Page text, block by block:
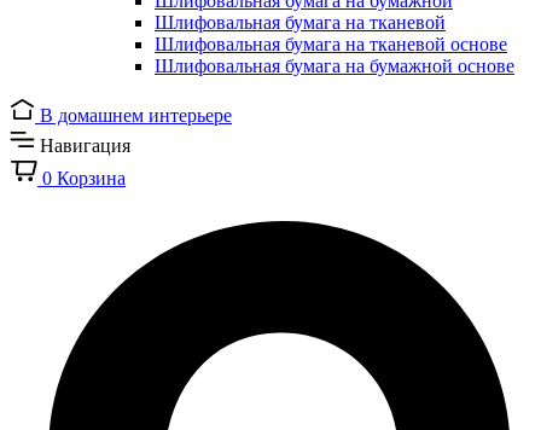
Шлифовальная бумага на тканевой
Шлифовальная бумага на тканевой основе
Шлифовальная бумага на бумажной основе
В домашнем интерьере
Навигация
0 Корзина